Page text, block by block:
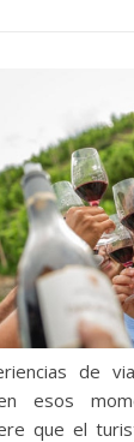
de
esos
que el